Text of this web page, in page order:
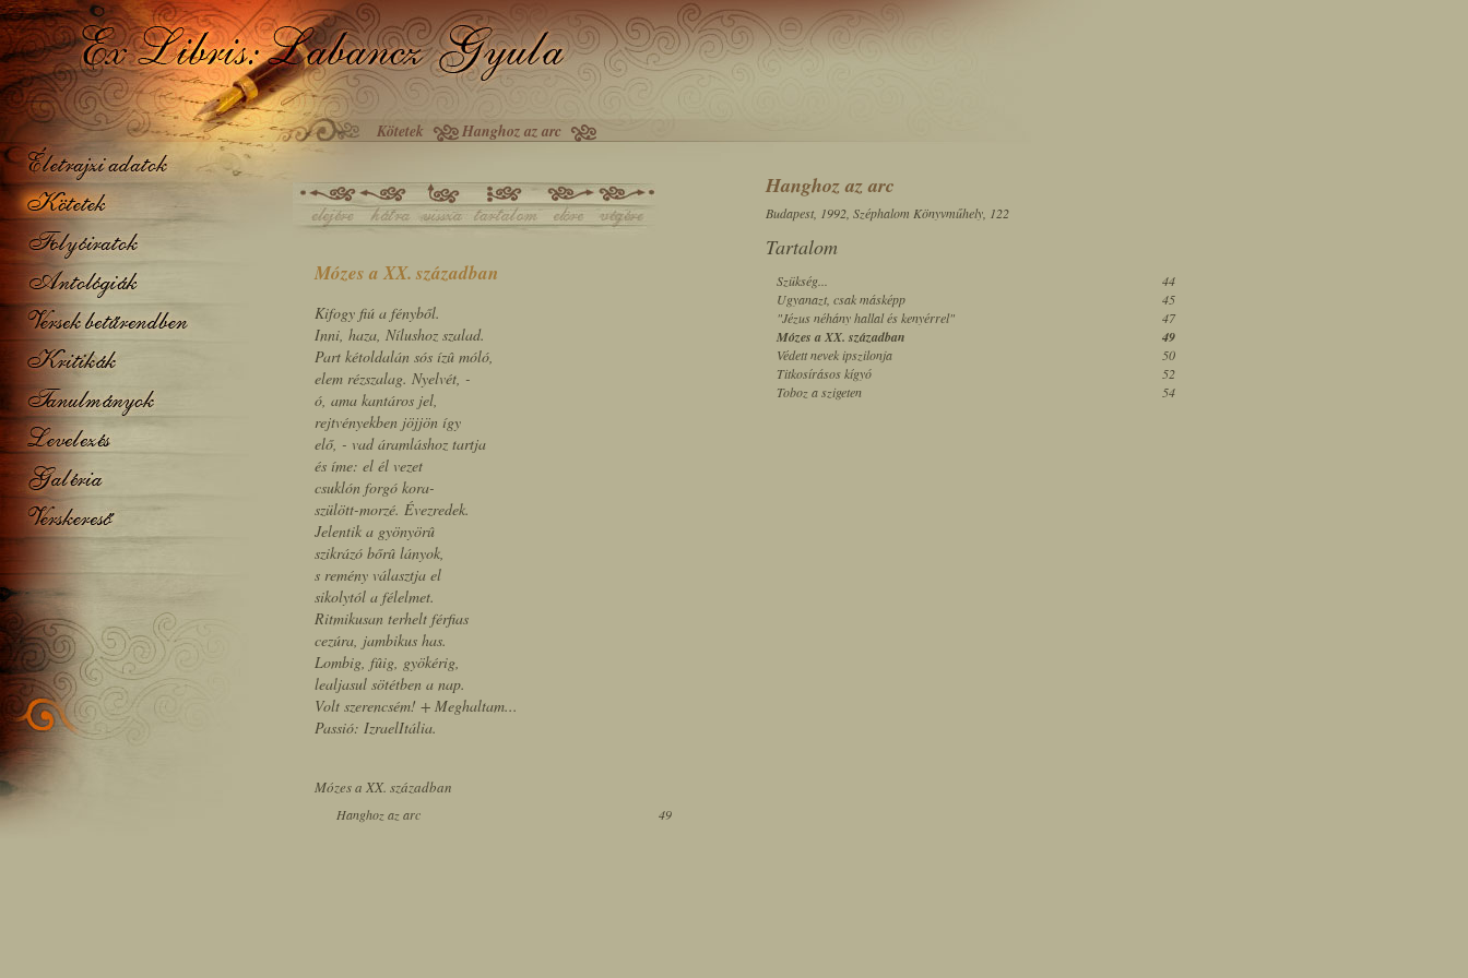
Kötetek Hanghoz az arc
Mózes a XX. században
Kifogy fiú a fényből.
Inni, haza, Nílushoz szalad.
Part kétoldalán sós ízû móló,
elem rézszalag. Nyelvét, -
ó, ama kantáros jel,
rejtvényekben jöjjön így
elő, - vad áramláshoz tartja
és íme: el él vezet
csuklón forgó kora-
szülött-morzé. Évezredek.
Jelentik a gyönyörû
szikrázó bőrû lányok,
s remény választja el
sikolytól a félelmet.
Ritmikusan terhelt férfias
cezúra, jambikus has.
Lombig, fûig, gyökérig,
lealjasul sötétben a nap.
Volt szerencsém! + Meghaltam...
Passió: IzraelItália.
Mózes a XX. században
Hanghoz az arc 49
Hanghoz az arc
Budapest, 1992, Széphalom Könyvműhely, 122
Tartalom
Szükség...
44
Ugyanazt, csak másképp
45
"Jézus néhány hallal és kenyérrel"
47
Mózes a XX. században 49
Védett nevek ipszilonja
50
Titkosírásos kígyó
52
Toboz a szigeten
54